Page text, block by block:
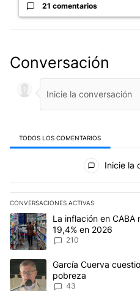
21 comentarios
Conversación
TODOS LOS COMENTARIOS
Todos los comentarios
Inicie la
CONVERSACIONES ACTIVAS
Este listado muestra los
Un artículo de tendencia con el
La inflación en CABA
19,4% en 2026
210
Un artículo de tendencia con el
García Cuerva
pobreza
43